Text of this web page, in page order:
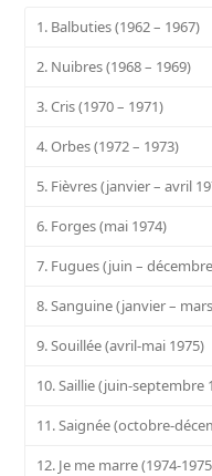
1. Balbuties (1962 – 1967)
2. Nuibres (1968 – 1969)
3. Cris (1970 – 1971)
4. Orbes (1972 – 1973)
5. Fièvres (janvier – avril
6. Forges (mai 1974)
7. Fugues (juin –
8. Sanguine (janvier –
9. Souillée (avril-mai 1975)
10. Saillie (juin-septembre
11. Saignée (octobre-
12. Je me marre (1974-